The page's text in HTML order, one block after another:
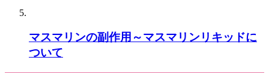
マスマリンの副作用～マスマリンリキッドに
ついて